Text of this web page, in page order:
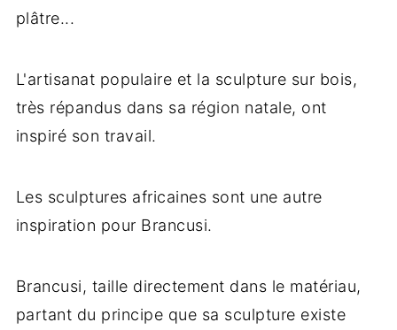
plâtre...
L'artisanat populaire et la sculpture sur bois,
très répandus dans sa région natale, ont
inspiré son travail.
Les sculptures africaines sont une autre
inspiration pour Brancusi.
Brancusi, taille directement dans le matériau,
partant du principe que sa sculpture existe